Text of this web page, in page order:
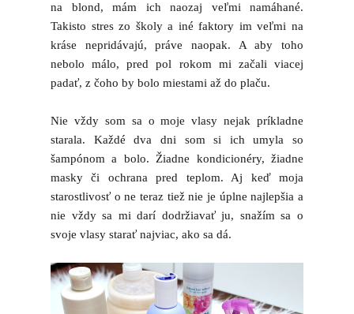
na blond, mám ich naozaj veľmi namáhané.
Takisto stres zo školy a iné faktory im veľmi na
kráse nepridávajú, práve naopak. A aby toho
nebolo málo, pred pol rokom mi začali viacej
padať, z čoho by bolo miestami až do plaču.
Nie vždy som sa o moje vlasy nejak príkladne
starala. Každé dva dni som si ich umyla so
šampónom a bolo. Žiadne kondicionéry, žiadne
masky či ochrana pred teplom. Aj keď moja
starostlivosť o ne teraz tiež nie je úplne najlepšia a
nie vždy sa mi darí dodržiavať ju, snažím sa o
svoje vlasy starať najviac, ako sa dá.